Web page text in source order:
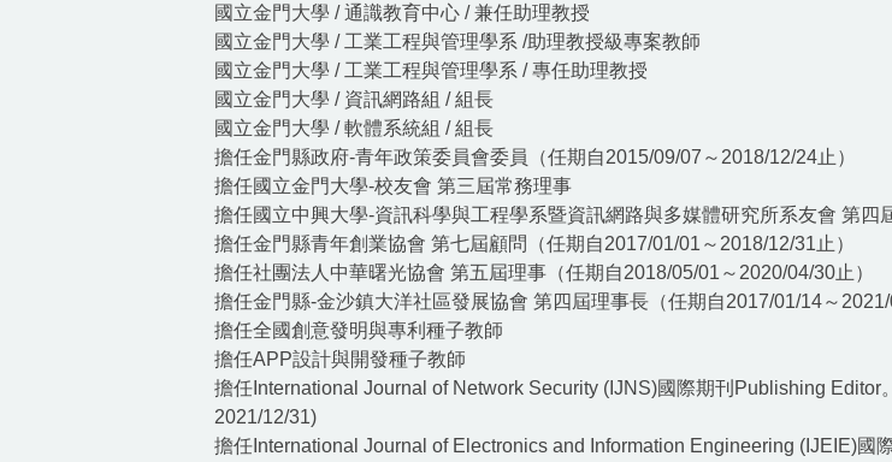
國立金門大學 / 通識教育中心 / 兼任助理教授
國立金門大學 / 工業工程與管理學系 /助理教授級專案教師
國立金門大學 / 工業工程與管理學系 / 專任助理教授
國立金門大學 / 資訊網路組 / 組長
國立金門大學 / 軟體系統組 / 組長
擔任金門縣政府-青年政策委員會委員（任期自2015/09/07～2018/12/24止）
擔任國立金門大學-校友會 第三屆常務理事
擔任國立中興大學-資訊科學與工程學系暨資訊網路與多媒體研究所系友會 第四
擔任金門縣青年創業協會 第七屆顧問（任期自2017/01/01～2018/12/31止）
擔任社團法人中華曙光協會 第五屆理事（任期自2018/05/01～2020/04/30止）
擔任金門縣-金沙鎮大洋社區發展協會 第四屆理事長（任期自2017/01/14～2021/
擔任全國創意發明與專利種子教師
擔任APP設計與開發種子教師
擔任International Journal of Network Security (IJNS)國際期刊Publishing
2021/12/31)
擔任International Journal of Electronics and Information Engineering (IJEIE)國